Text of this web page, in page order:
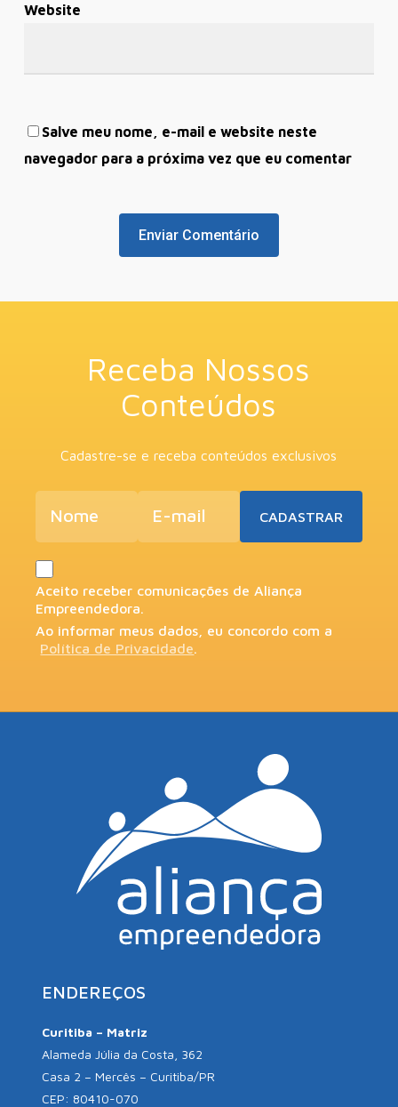
Website
Salve meu nome, e-mail e website neste
navegador para a próxima vez que eu comentar
Receba Nossos
Conteúdos
Cadastre-se e receba conteúdos exclusivos
Aceito receber comunicações de Aliança
Empreendedora.
Ao informar meus dados, eu concordo com a
Política de Privacidade.
ENDEREÇOS
Curitiba – Matriz
Alameda Júlia da Costa, 362
Casa 2 – Mercês – Curitiba/PR
CEP: 80410-070